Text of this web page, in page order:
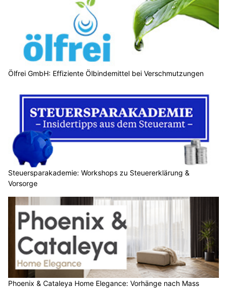
Ölfrei GmbH: Effiziente Ölbindemittel bei Verschmutzungen
Steuersparakademie: Workshops zu Steuererklärung &
Vorsorge
Phoenix & Cataleya Home Elegance: Vorhänge nach Mass